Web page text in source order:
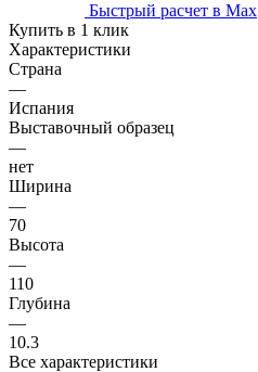
Быстрый расчет в Max
Купить в 1 клик
Характеристики
Страна
—
Испания
Выставочный образец
—
нет
Ширина
—
70
Высота
—
110
Глубина
—
10.3
Все характеристики